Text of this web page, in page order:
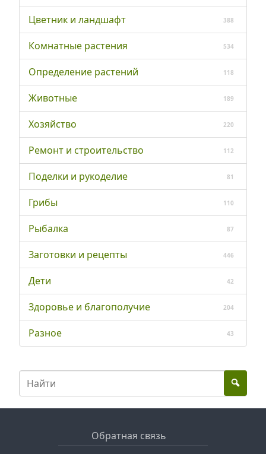
Цветник и ландшафт 388
Комнатные растения 534
Определение растений 118
Животные 189
Хозяйство 220
Ремонт и строительство 112
Поделки и рукоделие 81
Грибы 110
Рыбалка 87
Заготовки и рецепты 446
Дети 42
Здоровье и благополучие 204
Разное 43
Обратная связь